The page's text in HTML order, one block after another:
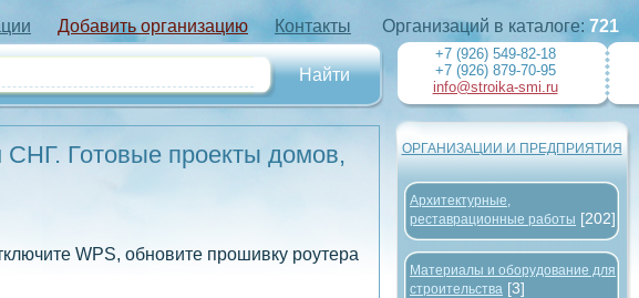
Добавить организацию Контакты
СНГ. Готовые проекты домов,
WPS, обновите прошивку роутера
Организаций в каталоге: 721
+7 (926) 549-82-18
+7 (926) 879-70-95
info@stroika-smi.ru
ОРГАНИЗАЦИИ И ПРЕДПРИЯТИЯ
Архитектурные,
реставрационные работы [202]
Материалы и оборудование для
строительства [3]